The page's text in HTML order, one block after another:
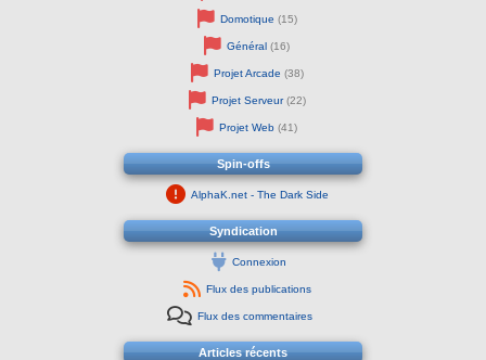
Domotique (15)
Général (16)
Projet Arcade (38)
Projet Serveur(22)
Projet Web (41)
Spin-offs
AlphaK.net - The Dark Side
Syndication
Connexion
Flux des publications
Flux des commentaires
Articles récents